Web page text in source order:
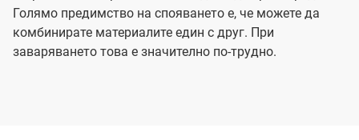
Голямо предимство на спояването е, че можете да
комбинирате материалите един с друг. При
заваряването това е значително по-трудно.